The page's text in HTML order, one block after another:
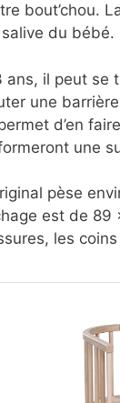
bout’chou.
du bébé.
il peut se
une
d’en
une
pèse
est de
les